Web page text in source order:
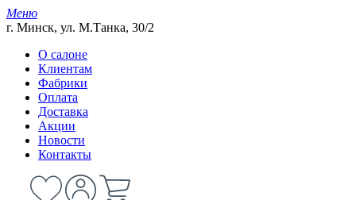
Меню
г. Минск, ул. М.Танка, 30/2
О салоне
Клиентам
Фабрики
Оплата
Доставка
Акции
Новости
Контакты